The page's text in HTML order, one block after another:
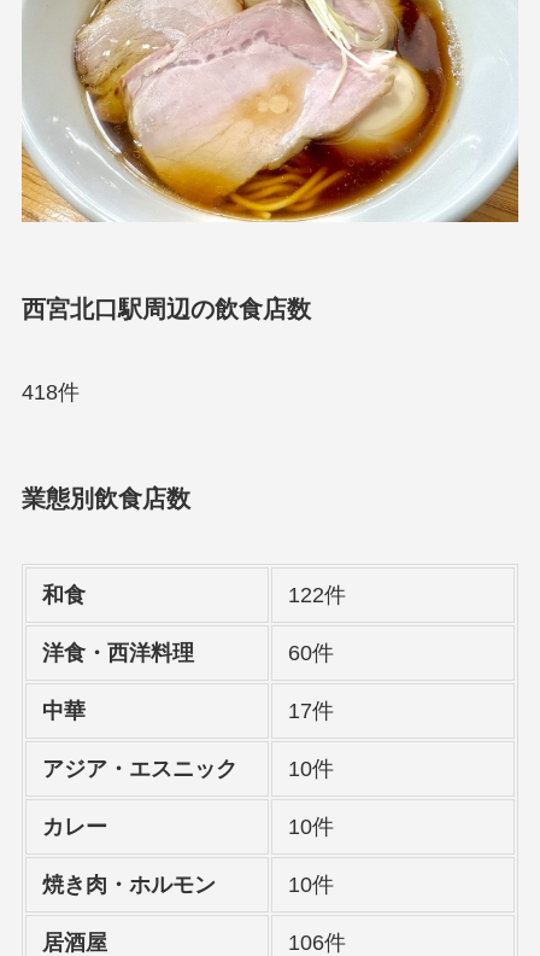
西宮北口駅周辺の飲食店数
418件
業態別飲食店数
和食 122件
洋食・西洋料理 60件
中華 17件
アジア・エスニック 10件
カレー 10件
焼き肉・ホルモン 10件
居酒屋 106件